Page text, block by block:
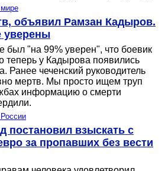
объявил Рамзан Кадыров.
уверены
был "на 99% уверен", что боевик
теперь у Кадырова появились
Ранее чеченский руководитель
мертв. Мы просто ищем труп
информацию о смерти
постановил взыскать с
за пропавших без вести